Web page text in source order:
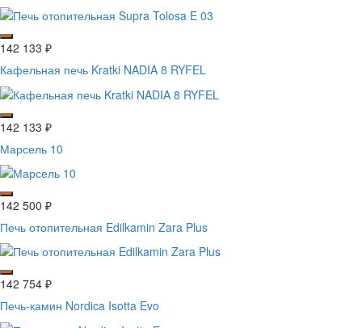
142 133 ₽
Кафельная печь Kratki NADIA 8 RYFEL
142 133 ₽
Марсель 10
142 500 ₽
Печь отопительная Edilkamin Zara Plus
142 754 ₽
Печь-камин Nordica Isotta Evo